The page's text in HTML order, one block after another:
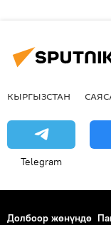
КЫРГЫЗСТАН
Telegram
Долбоор жөнүндө